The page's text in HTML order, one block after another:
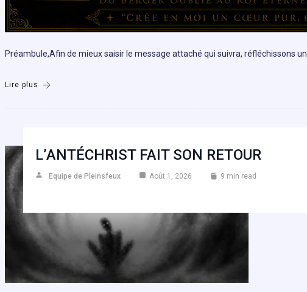
Préambule,Afin de mieux saisir le message attaché qui suivra, réfléchissons
Lire plus
L’ANTÉCHRIST FAIT SON RETOUR
Equipe de Pleinsfeux Août 1, 2026 9 min read